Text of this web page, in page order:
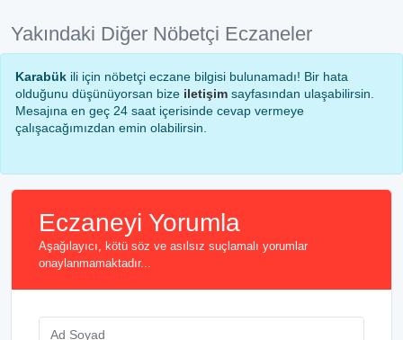
Yakındaki Diğer Nöbetçi Eczaneler
Karabük ili için nöbetçi eczane bilgisi bulunamadı! Bir hata
olduğunu düşünüyorsan bize iletişim sayfasından ulaşabilirsin.
Mesajına en geç 24 saat içerisinde cevap vermeye
çalışacağımızdan emin olabilirsin.
Eczaneyi Yorumla
Aşağılayıcı, kötü söz ve asılsız suçlamalı yorumlar
onaylanmamaktadır...